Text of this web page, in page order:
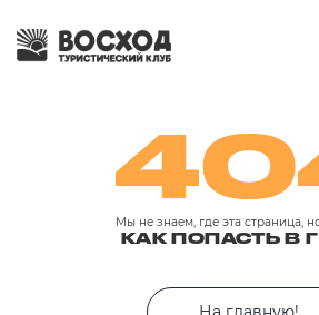
Мы не знаем, где эта страница,
КАК ПОПАСТЬ В